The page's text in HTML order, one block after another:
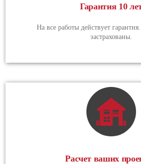
Гарантия 10
На все работы действует
застрахованы.
Расчет ваших